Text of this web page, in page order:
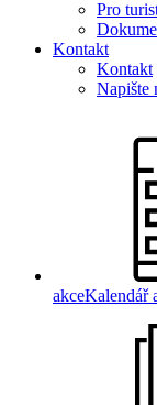
Pro
Kontakt
Kontakt
Napište
akceKalendář